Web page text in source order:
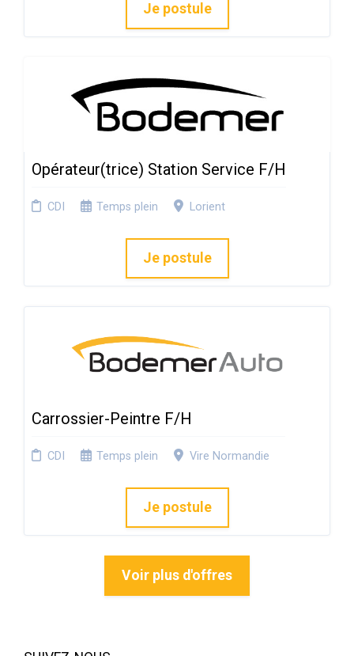
Je postule
Opérateur(trice) Station Service F/H
CDI Temps plein Lorient
Je postule
Carrossier-Peintre F/H
CDI Temps plein Vire Normandie
Je postule
Voir plus d'offres